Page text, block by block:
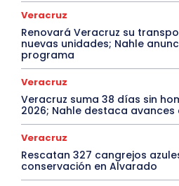
Veracruz
Renovará Veracruz su
nuevas unidades; Nahle
programa
Veracruz
Veracruz suma 38 días sin
2026; Nahle destaca avances
Veracruz
Rescatan 327 cangrejos
conservación en Alvarado